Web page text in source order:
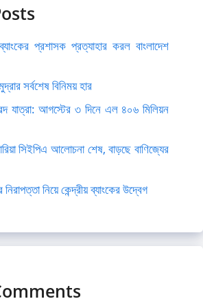
প্রশাসক প্রত্যাহার করল বাংলাদেশ
সর্বশেষ বিনিময় হার
যাত্রা: আগস্টের ৩ দিনে এল ৪০৬ মিলিয়ন
সিইপিএ আলোচনা শেষ, বাড়ছে বাণিজ্যের
নিয়ে কেন্দ্রীয় ব্যাংকের উদ্বেগ